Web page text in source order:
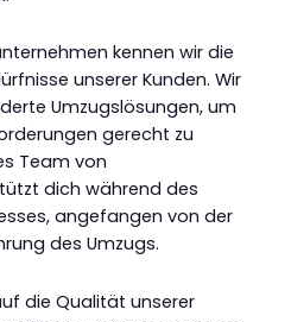
kennen wir die
unserer Kunden. Wir
Umzugslösungen, um
gerecht zu
Team von
dich während des
angefangen von der
des Umzugs.
die Qualität unserer